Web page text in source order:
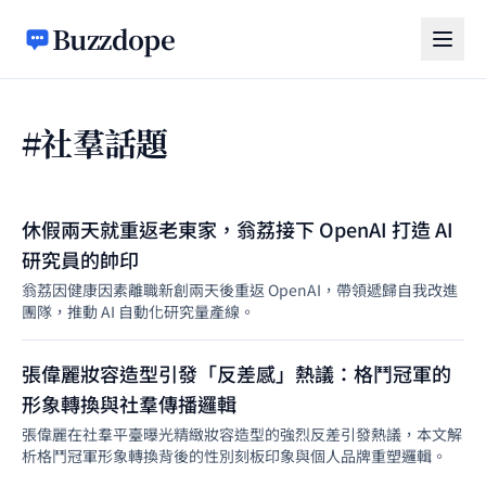
Buzzdope
#社羣話題
休假兩天就重返老東家，翁荔接下 OpenAI 打造 AI
研究員的帥印
翁荔因健康因素離職新創兩天後重返 OpenAI，帶領遞歸自我改進
團隊，推動 AI 自動化研究量產線。
張偉麗妝容造型引發「反差感」熱議：格鬥冠軍的
形象轉換與社羣傳播邏輯
張偉麗在社羣平臺曝光精緻妝容造型的強烈反差引發熱議，本文解
析格鬥冠軍形象轉換背後的性別刻板印象與個人品牌重塑邏輯。